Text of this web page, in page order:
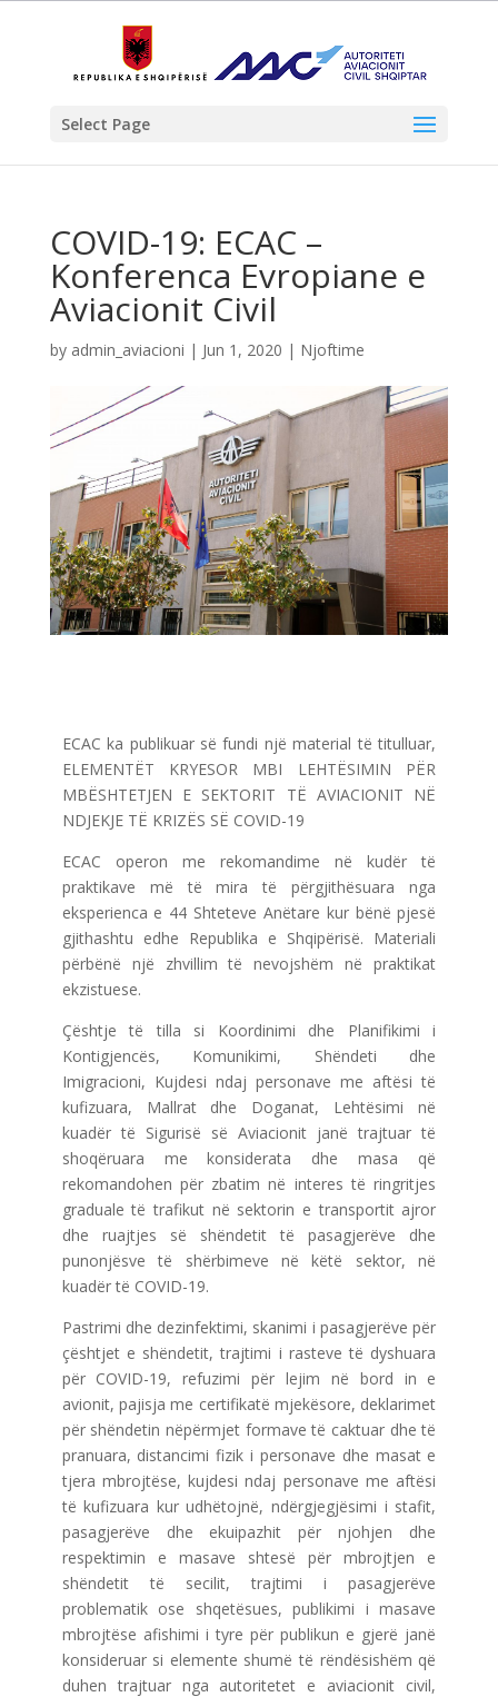
Select Page
COVID-19: ECAC –
Konferenca Evropiane e
Aviacionit Civil
by admin_aviacioni | Jun 1, 2020 | Njoftime
ECAC ka publikuar së fundi një material të titulluar,
ELEMENTËT KRYESOR MBI LEHTËSIMIN PËR
MBËSHTETJEN E SEKTORIT TË AVIACIONIT NË
NDJEKJE TË KRIZËS SË COVID-19
ECAC operon me rekomandime në kudër të
praktikave më të mira të përgjithësuara nga
eksperienca e 44 Shteteve Anëtare kur bënë pjesë
gjithashtu edhe Republika e Shqipërisë. Materiali
përbënë një zhvillim të nevojshëm në praktikat
ekzistuese.
Çështje të tilla si Koordinimi dhe Planifikimi i
Kontigjencës, Komunikimi, Shëndeti dhe
Imigracioni, Kujdesi ndaj personave me aftësi të
kufizuara, Mallrat dhe Doganat, Lehtësimi në
kuadër të Sigurisë së Aviacionit janë trajtuar të
shoqëruara me konsiderata dhe masa që
rekomandohen për zbatim në interes të ringritjes
graduale të trafikut në sektorin e transportit ajror
dhe ruajtjes së shëndetit të pasagjerëve dhe
punonjësve të shërbimeve në këtë sektor, në
kuadër të COVID-19.
Pastrimi dhe dezinfektimi, skanimi i pasagjerëve për
çështjet e shëndetit, trajtimi i rasteve të dyshuara
për COVID-19, refuzimi për lejim në bord in e
avionit, pajisja me certifikatë mjekësore, deklarimet
për shëndetin nëpërmjet formave të caktuar dhe të
pranuara, distancimi fizik i personave dhe masat e
tjera mbrojtëse, kujdesi ndaj personave me aftësi
të kufizuara kur udhëtojnë, ndërgjegjësimi i stafit,
pasagjerëve dhe ekuipazhit për njohjen dhe
respektimin e masave shtesë për mbrojtjen e
shëndetit të secilit, trajtimi i pasagjerëve
problematik ose shqetësues, publikimi i masave
mbrojtëse afishimi i tyre për publikun e gjerë janë
konsideruar si elemente shumë të rëndësishëm që
duhen trajtuar nga autoritetet e aviacionit civil,